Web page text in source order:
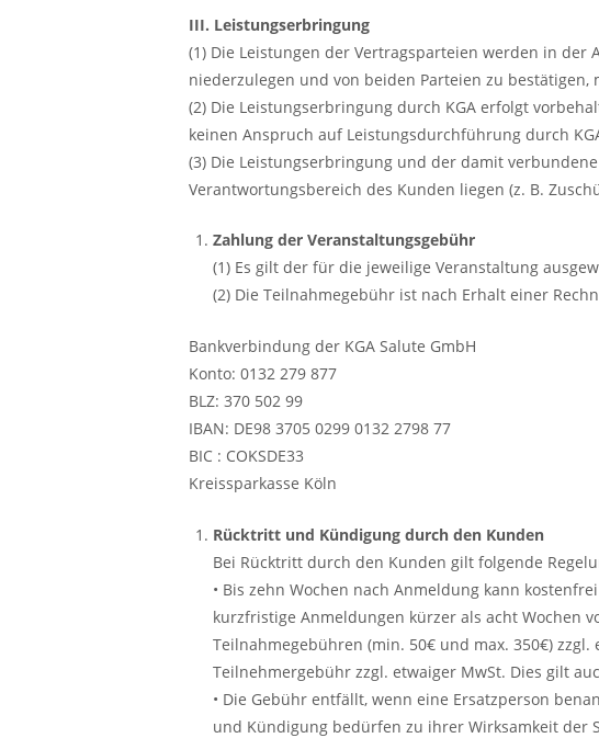
III. Leistungserbringung
(1) Die Leistungen der Vertragsparteien werden in
niederzulegen und von beiden Parteien zu
(2) Die Leistungserbringung durch KGA erfolgt
keinen Anspruch auf Leistungsdurchführung durch
(3) Die Leistungserbringung und der damit
Verantwortungsbereich des Kunden liegen (z. B.
Zahlung der Veranstaltungsgebühr
(1) Es gilt der für die jeweilige Veranstaltung
(2) Die Teilnahmegebühr ist nach Erhalt einer
Bankverbindung der KGA Salute GmbH
Konto: 0132 279 877
BLZ: 370 502 99
IBAN: DE98 3705 0299 0132 2798 77
BIC : COKSDE33
Kreissparkasse Köln
Rücktritt und Kündigung durch den Kunden
Bei Rücktritt durch den Kunden gilt folgende
• Bis zehn Wochen nach Anmeldung kann
kurzfristige Anmeldungen kürzer als acht Wochen
Teilnahmegebühren (min. 50€ und max. 350€)
Teilnehmergebühr zzgl. etwaiger MwSt. Dies gilt
• Die Gebühr entfällt, wenn eine Ersatzperson
und Kündigung bedürfen zu ihrer Wirksamkeit der